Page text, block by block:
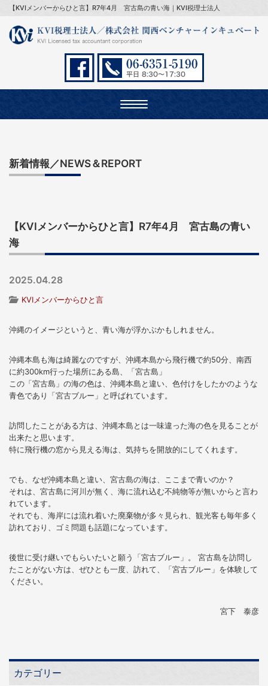
【KVIメンバーからひと言】R7年4月 宮古島の青い海｜KVI税理士法人
Toggle
navigation
新着情報／NEWS＆REPORT
【KVIメンバーからひと言】R7年4月 宮古島の青い
海
2025.04.28
KVIメンバーからひと言
沖縄のイメージというと、青い海が浮かぶかもしれません。
沖縄本島も海は綺麗なのですが、沖縄本島から飛行機で約50分、南西
に約300km行った場所にある島、「宮古島」
この「宮古島」の海の色は、沖縄本島と違い、色付けをしたかのような
青色であり「宮古ブルー」と呼ばれています。
訪問したことがある方は、沖縄本島とは一味違った海の色を見ることが
出来たと思います。
特に飛行機の窓から見える海は、気持ちを開放的にしてくれます。
でも、なぜ沖縄本島と違い、宮古島の海は、ここまで青いのか？
それは、宮古島に河川が無く、海に流れ込む不純物等が無いからと言わ
れています。
それでも、海岸には流れ着いた廃棄物が多々見られ、観光客も毎年多く
訪れており、ゴミ問題も話題になっています。
後世に受け継いでもらいたいと願う「宮古ブルー」。 宮古島を訪問し
たことがない方は、ぜひとも一度、訪れて、「宮古ブルー」を体験して
ください。
宮下 泰彦
カテゴリー